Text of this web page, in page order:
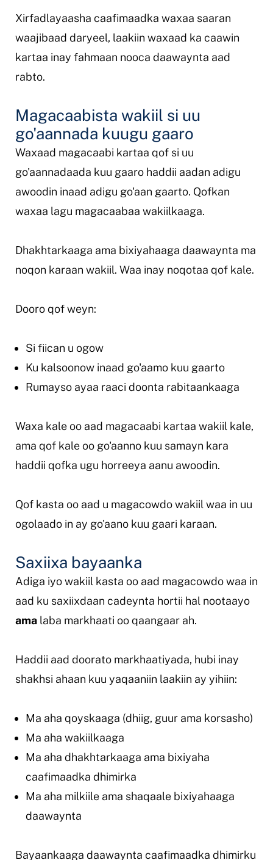
Xirfadlayaasha caafimaadka waxaa saaran
waajibaad daryeel, laakiin waxaad ka caawin
kartaa inay fahmaan nooca daawaynta aad
rabto.
Magacaabista wakiil si uu
go'aannada kuugu gaaro
Waxaad magacaabi kartaa qof si uu
go'aannadaada kuu gaaro haddii aadan adigu
awoodin inaad adigu go'aan gaarto. Qofkan
waxaa lagu magacaabaa wakiilkaaga.
Dhakhtarkaaga ama bixiyahaaga daawaynta ma
noqon karaan wakiil. Waa inay noqotaa qof kale.
Dooro qof weyn:
Si fiican u ogow
Ku kalsoonow inaad go'aamo kuu gaarto
Rumayso ayaa raaci doonta rabitaankaaga
Waxa kale oo aad magacaabi kartaa wakiil kale,
ama qof kale oo go'aanno kuu samayn kara
haddii qofka ugu horreeya aanu awoodin.
Qof kasta oo aad u magacowdo wakiil waa in uu
ogolaado in ay go'aano kuu gaari karaan.
Saxiixa bayaanka
Adiga iyo wakiil kasta oo aad magacowdo waa in
aad ku saxiixdaan cadeynta hortii hal nootaayo
amalaba markhaati oo qaangaar ah.
Haddii aad doorato markhaatiyada, hubi inay
shakhsi ahaan kuu yaqaaniin laakiin ay yihiin:
Ma aha qoyskaaga (dhiig, guur ama korsasho)
Ma aha wakiilkaaga
Ma aha dhakhtarkaaga ama bixiyaha
caafimaadka dhimirka
Ma aha milkiile ama shaqaale bixiyahaaga
daawaynta
Bayaankaaga daawaynta caafimaadka dhimirku